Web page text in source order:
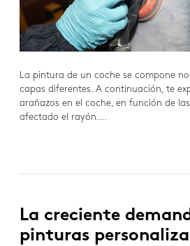
La pintura de un coche se compone
capas diferentes. A continuación, te
arañazos en el coche, en función de
afectado el rayón….
La creciente
pinturas